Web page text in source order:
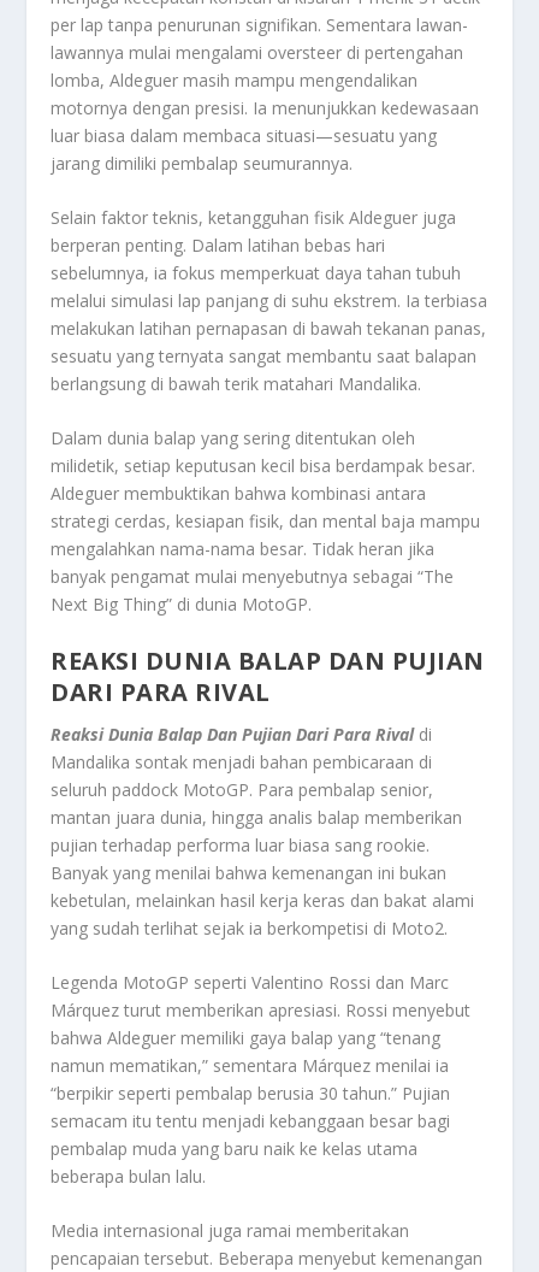
per lap tanpa penurunan signifikan. Sementara lawan-
lawannya mulai mengalami oversteer di pertengahan
lomba, Aldeguer masih mampu mengendalikan
motornya dengan presisi. Ia menunjukkan kedewasaan
luar biasa dalam membaca situasi—sesuatu yang
jarang dimiliki pembalap seumurannya.
Selain faktor teknis, ketangguhan fisik Aldeguer juga
berperan penting. Dalam latihan bebas hari
sebelumnya, ia fokus memperkuat daya tahan tubuh
melalui simulasi lap panjang di suhu ekstrem. Ia terbiasa
melakukan latihan pernapasan di bawah tekanan panas,
sesuatu yang ternyata sangat membantu saat balapan
berlangsung di bawah terik matahari Mandalika.
Dalam dunia balap yang sering ditentukan oleh
milidetik, setiap keputusan kecil bisa berdampak besar.
Aldeguer membuktikan bahwa kombinasi antara
strategi cerdas, kesiapan fisik, dan mental baja mampu
mengalahkan nama-nama besar. Tidak heran jika
banyak pengamat mulai menyebutnya sebagai “The
Next Big Thing” di dunia MotoGP.
REAKSI DUNIA BALAP DAN PUJIAN
DARI PARA RIVAL
Reaksi Dunia Balap Dan Pujian Dari Para Rival di
Mandalika sontak menjadi bahan pembicaraan di
seluruh paddock MotoGP. Para pembalap senior,
mantan juara dunia, hingga analis balap memberikan
pujian terhadap performa luar biasa sang rookie.
Banyak yang menilai bahwa kemenangan ini bukan
kebetulan, melainkan hasil kerja keras dan bakat alami
yang sudah terlihat sejak ia berkompetisi di Moto2.
Legenda MotoGP seperti Valentino Rossi dan Marc
Márquez turut memberikan apresiasi. Rossi menyebut
bahwa Aldeguer memiliki gaya balap yang “tenang
namun mematikan,” sementara Márquez menilai ia
“berpikir seperti pembalap berusia 30 tahun.” Pujian
semacam itu tentu menjadi kebanggaan besar bagi
pembalap muda yang baru naik ke kelas utama
beberapa bulan lalu.
Media internasional juga ramai memberitakan
pencapaian tersebut. Beberapa menyebut kemenangan